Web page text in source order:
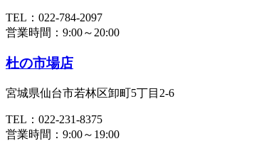
TEL：022-784-2097
営業時間：9:00～20:00
杜の市場店
宮城県仙台市若林区卸町5丁目2-6
TEL：022-231-8375
営業時間：9:00～19:00